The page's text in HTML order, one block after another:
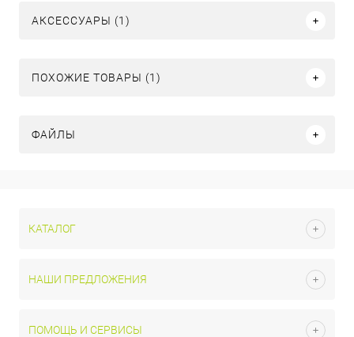
АКСЕССУАРЫ (1)
ПОХОЖИЕ ТОВАРЫ (1)
ФАЙЛЫ
КАТАЛОГ
НАШИ ПРЕДЛОЖЕНИЯ
ПОМОЩЬ И СЕРВИСЫ